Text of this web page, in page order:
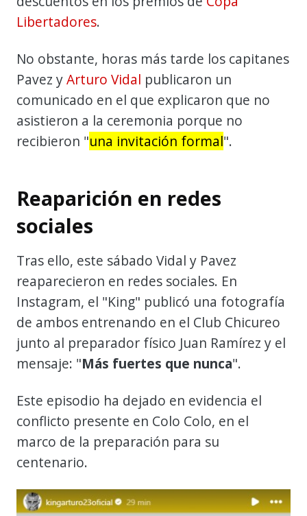
Libertadores.
No obstante, horas más tarde los capitanes
Pavez yArturo Vidal publicaron un
comunicado en el que explicaron que no
asistieron a la ceremonia porque no
recibieron "una invitación formal".
Reaparición en redes
sociales
Tras ello, este sábado Vidal y Pavez
reaparecieron en redes sociales. En
Instagram, el "King" publicó una fotografía
de ambos entrenando en el Club Chicureo
junto al preparador físico Juan Ramírez y el
mensaje: "Más fuertes que nunca".
Este episodio ha dejado en evidencia el
conflicto presente en Colo Colo, en el
marco de la preparación para su
centenario.